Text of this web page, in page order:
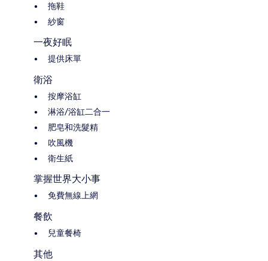
拖鞋
紗窗
一夜好眠
提供床單
衛浴
按摩浴缸
淋浴/浴缸二合一
肥皂和洗髮精
吹風機
衛生紙
掌握世界大小事
免費無線上網
餐飲
兒童餐椅
其他